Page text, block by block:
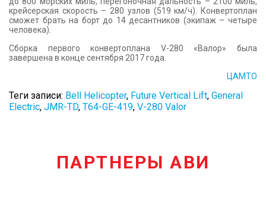
крейсерская скорость – 280 узлов (519 км/ч). Конвертоплан
сможет брать на борт до 14 десантников (экипаж – четыре
человека).
Сборка первого конвертоплана V-280 «Валор» была
завершена в конце сентября 2017 года.
ЦАМТО
Теги записи: Bell Helicopter, Future Vertical Lift, General
Electric, JMR-TD, T64-GE-419, V-280 Valor
ПАРТНЕРЫ АВИ